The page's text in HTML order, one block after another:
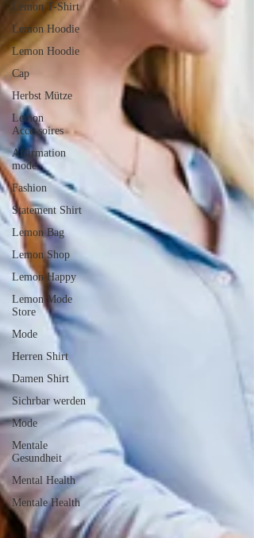
Lemon T-Shirt
Lemon Hoodie
Lemon Hoodie
Cap
Herbst Mütze
Lemon
Accessoires
Affirmation
mode
Fashion
Statement Shirt
Lemon Bag
Lemon Shop
Lemon Happy
Lemon Mode
Store
Mode
Herren Shirt
Damen Shirt
Sichrbar werden
Mode
Mentale
Gesundheit
Mental Health
Mentale Health